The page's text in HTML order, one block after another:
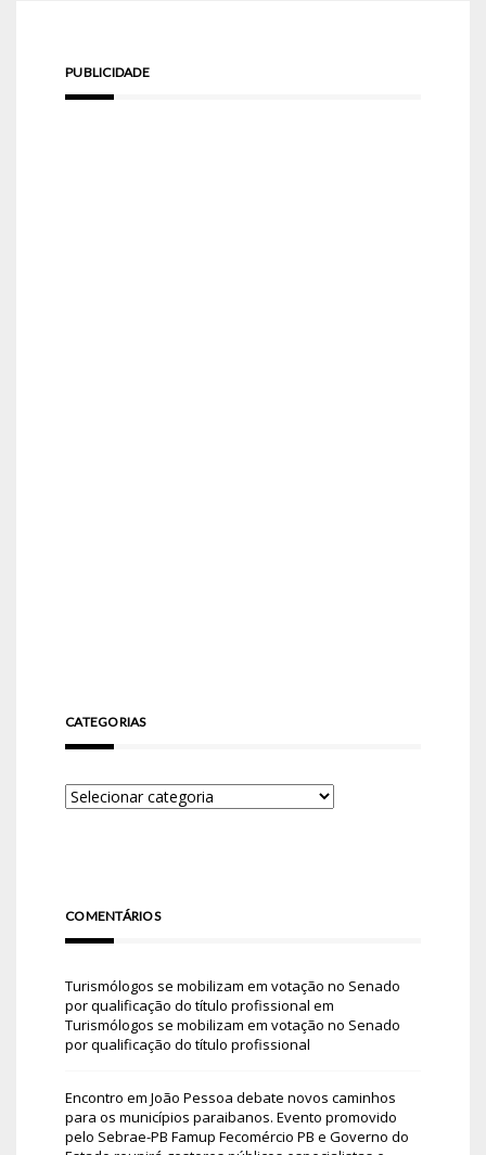
PUBLICIDADE
CATEGORIAS
COMENTÁRIOS
Turismólogos se mobilizam em votação no Senado
por qualificação do título profissional em
Turismólogos se mobilizam em votação no Senado
por qualificação do título profissional
Encontro em João Pessoa debate novos caminhos
para os municípios paraibanos. Evento promovido
pelo Sebrae-PB Famup Fecomércio PB e Governo do